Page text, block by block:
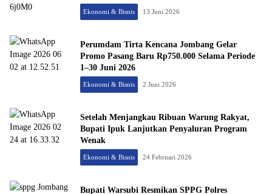
Ekonomi & Bisnis 13 Juni 2026
Perumdam Tirta Kencana Jombang Gelar
Promo Pasang Baru Rp750.000 Selama Periode
1–30 Juni 2026
Ekonomi & Bisnis 2 Juni 2026
Setelah Menjangkau Ribuan Warung Rakyat,
Bupati Ipuk Lanjutkan Penyaluran Program
Wenak
Ekonomi & Bisnis 24 Februari 2026
Bupati Warsubi Resmikan SPPG Polres